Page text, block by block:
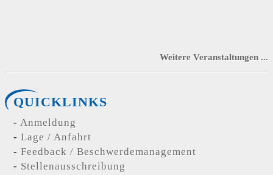
Weitere Veranstaltungen ...
QUICKLINKS
Anmeldung
Lage / Anfahrt
Feedback / Beschwerdemanagement
Stellenausschreibung